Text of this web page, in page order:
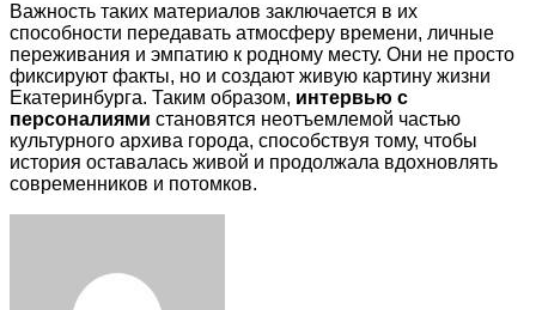
Важность таких материалов заключается в их
способности передавать атмосферу времени, личные
переживания и эмпатию к родному месту. Они не просто
фиксируют факты, но и создают живую картину жизни
Екатеринбурга. Таким образом, интервью с
персоналиями становятся неотъемлемой частью
культурного архива города, способствуя тому, чтобы
история оставалась живой и продолжала вдохновлять
современников и потомков.